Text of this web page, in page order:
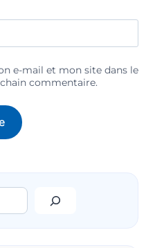
e-mail et mon site dans le
commentaire.